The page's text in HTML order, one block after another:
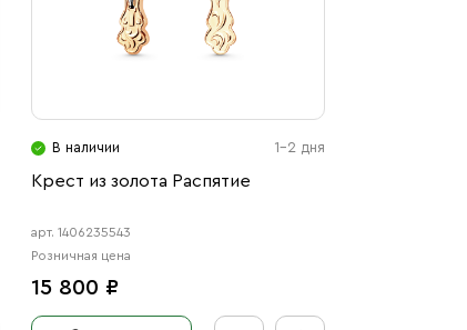
В наличии 1-2 дня
Крест из золота Распятие
арт. 1406235543
Розничная цена
15 800 ₽